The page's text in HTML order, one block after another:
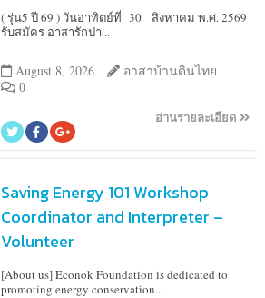
( รุ่น5 ปี 69 ) วันอาทิตย์ที่ 30 สิงหาคม พ.ศ. 2569
รับสมัคร อาสารักป่า...
August 8, 2026 อาสาบ้านดินไทย
0
อ่านรายละเอียด
Saving Energy 101 Workshop
Coordinator and Interpreter –
Volunteer
[About us] Econok Foundation is dedicated to
promoting energy conservation...